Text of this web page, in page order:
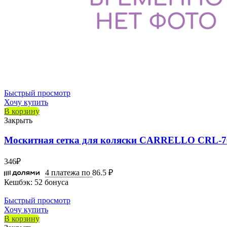
Быстрый просмотр
Хочу купить
В корзину
Закрыть
Москитная сетка для коляски CARRELLO CRL-
346₽
4 платежа по 86.5 ₽
Кешбэк: 52 бонуса
Быстрый просмотр
Хочу купить
В корзину